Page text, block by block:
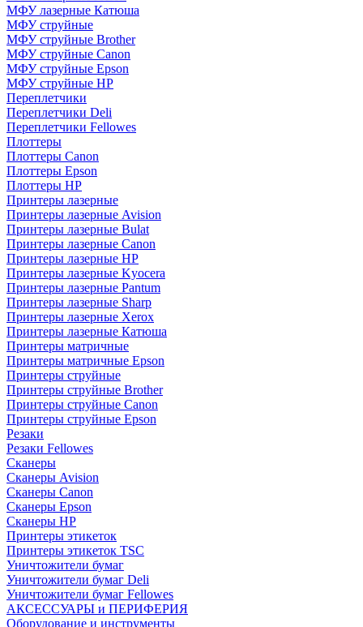
МФУ лазерные Катюша
МФУ струйные
МФУ струйные Brother
МФУ струйные Canon
МФУ струйные Epson
МФУ струйные HP
Переплетчики
Переплетчики Deli
Переплетчики Fellowes
Плоттеры
Плоттеры Canon
Плоттеры Epson
Плоттеры HP
Принтеры лазерные
Принтеры лазерные Avision
Принтеры лазерные Bulat
Принтеры лазерные Canon
Принтеры лазерные HP
Принтеры лазерные Kyocera
Принтеры лазерные Pantum
Принтеры лазерные Sharp
Принтеры лазерные Xerox
Принтеры лазерные Катюша
Принтеры матричные
Принтеры матричные Epson
Принтеры струйные
Принтеры струйные Brother
Принтеры струйные Canon
Принтеры струйные Epson
Резаки
Резаки Fellowes
Сканеры
Сканеры Avision
Сканеры Canon
Сканеры Epson
Сканеры HP
Принтеры этикеток
Принтеры этикеток TSC
Уничтожители бумаг
Уничтожители бумаг Deli
Уничтожители бумаг Fellowes
АКСЕССУАРЫ и ПЕРИФЕРИЯ
Оборудование и инструменты